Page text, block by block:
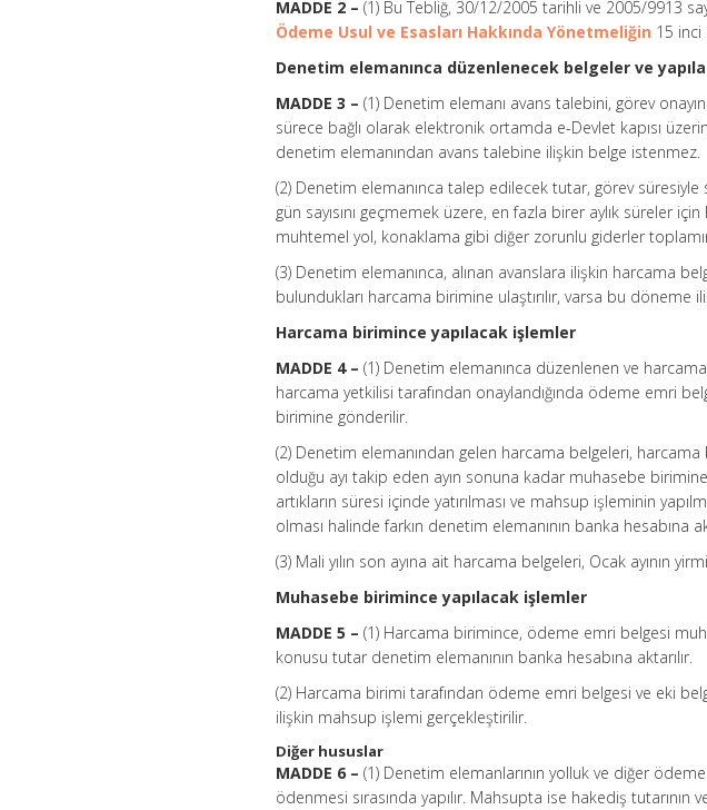
MADDE 2 – (1) Bu Tebliğ, 30/12/2005 tarihli ve 2005/9913
Ödeme Usul ve Esasları Hakkında Yönetmeliğin 15 inci
Denetim elemanınca düzenlenecek belgeler ve
MADDE 3 – (1) Denetim elemanı avans talebini, görev
sürece bağlı olarak elektronik ortamda e-Devlet kapısı
denetim elemanından avans talebine ilişkin belge istenmez.
(2) Denetim elemanınca talep edilecek tutar, görev süresiyle
gün sayısını geçmemek üzere, en fazla birer aylık süreler
muhtemel yol, konaklama gibi diğer zorunlu giderler
(3) Denetim elemanınca, alınan avanslara ilişkin harcama
bulundukları harcama birimine ulaştırılır, varsa bu döneme
Harcama birimince yapılacak işlemler
MADDE 4 – (1) Denetim elemanınca düzenlenen ve
harcama yetkilisi tarafından onaylandığında ödeme emri
birimine gönderilir.
(2) Denetim elemanından gelen harcama belgeleri,
olduğu ayı takip eden ayın sonuna kadar muhasebe
artıkların süresi içinde yatırılması ve mahsup işleminin
olması halinde farkın denetim elemanının banka hesabına
(3) Mali yılın son ayına ait harcama belgeleri, Ocak ayının
Muhasebe birimince yapılacak işlemler
MADDE 5 – (1) Harcama birimince, ödeme emri belgesi
konusu tutar denetim elemanının banka hesabına aktarılır.
(2) Harcama birimi tarafından ödeme emri belgesi ve eki
ilişkin mahsup işlemi gerçekleştirilir.
Diğer hususlar
MADDE 6 – (1) Denetim elemanlarının yolluk ve diğer
ödenmesi sırasında yapılır. Mahsupta ise hakediş